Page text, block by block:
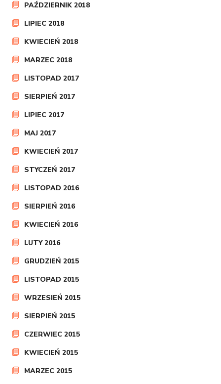
PAŹDZIERNIK 2018
LIPIEC 2018
KWIECIEŃ 2018
MARZEC 2018
LISTOPAD 2017
SIERPIEŃ 2017
LIPIEC 2017
MAJ 2017
KWIECIEŃ 2017
STYCZEŃ 2017
LISTOPAD 2016
SIERPIEŃ 2016
KWIECIEŃ 2016
LUTY 2016
GRUDZIEŃ 2015
LISTOPAD 2015
WRZESIEŃ 2015
SIERPIEŃ 2015
CZERWIEC 2015
KWIECIEŃ 2015
MARZEC 2015